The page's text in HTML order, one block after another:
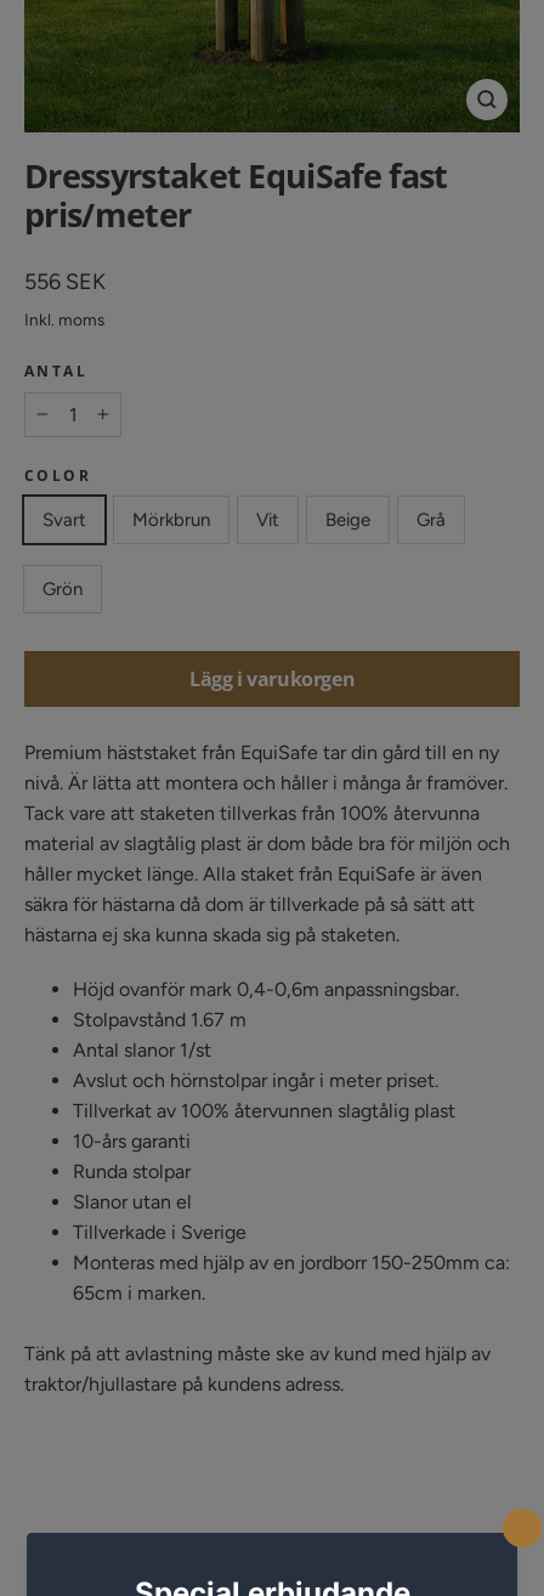
Stäng
(esc)
Dressyrstaket EquiSafe fast
pris/meter
Vanligt
pris
556 SEK
Inkl. moms
ANTAL
COLOR
Svart Mörkbrun Vit Beige Grå
Grön
Lägg i varukorgen
Premium häststaket från EquiSafe tar din gård till en ny
nivå. Är lätta att montera och håller i många år framöver.
Tack vare att staketen tillverkas från 100% återvunna
material av slagtålig plast är dom både bra för miljön och
håller mycket länge. Alla staket från EquiSafe är även
säkra för hästarna då dom är tillverkade på så sätt att
hästarna ej ska kunna skada sig på staketen.
Höjd ovanför mark 0,4-0,6m anpassningsbar.
Stolpavstånd 1.67 m
Antal slanor 1/st
Avslut och hörnstolpar ingår i meter priset.
Tillverkat av 100% återvunnen slagtålig plast
10-års garanti
Runda stolpar
Slanor utan el
Tillverkade i Sverige
Monteras med hjälp av en jordborr 150-250mm ca:
65cm i marken.
Tänk på att avlastning måste ske av kund med hjälp av
traktor/hjullastare på kundens adress.